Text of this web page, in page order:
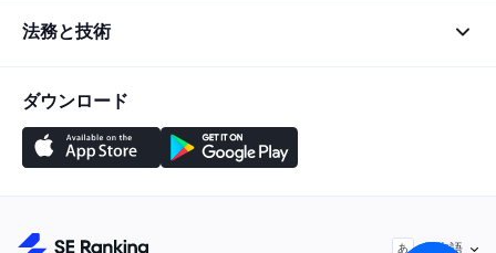
法務と技術
ダウンロード
あ 日本語